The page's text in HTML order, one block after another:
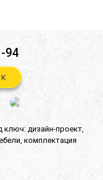
ключ: дизайн-проект,
комплектация
94